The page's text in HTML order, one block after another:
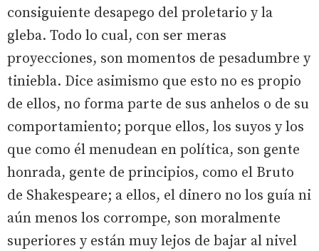
consiguiente desapego del proletario y la
gleba. Todo lo cual, con ser meras
proyecciones, son momentos de pesadumbre y
tiniebla. Dice asimismo que esto no es propio
de ellos, no forma parte de sus anhelos o de su
comportamiento; porque ellos, los suyos y los
que como él menudean en política, son gente
honrada, gente de principios, como el Bruto
de Shakespeare; a ellos, el dinero no los guía ni
aún menos los corrompe, son moralmente
superiores y están muy lejos de bajar al nivel